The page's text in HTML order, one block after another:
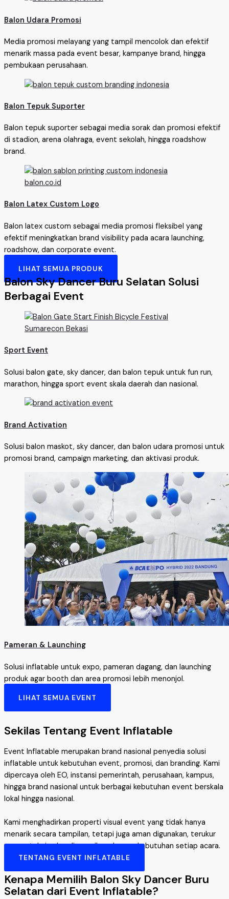
Balon Udara Promosi
Media promosi melayang yang tampil mencolok dan efektif
menarik massa pada event besar, kampanye brand, hingga
pembukaan perusahaan.
Balon Tepuk Suporter
Balon tepuk suporter sebagai media sorak dan promosi efektif
di stadion, arena olahraga, event sekolah, hingga roadshow
brand.
Balon Latex Custom Logo
Balon latex custom sebagai media promosi fleksibel yang
efektif meningkatkan brand visibility pada acara launching,
roadshow, dan corporate event.
LIHAT SEMUA PRODUK
Balon Sky Dancer Buru Selatan Solusi
Berbagai Event
Sport Event
Solusi balon gate, sky dancer, dan balon tepuk untuk fun run,
marathon, hingga sport event skala daerah dan nasional.
Brand Activation
Solusi balon maskot, sky dancer, dan balon udara promosi untuk
promosi brand, campaign marketing, dan aktivasi produk.
Pameran & Launching
Solusi inflatable untuk expo, pameran dagang, dan launching
produk agar booth dan area promosi lebih menonjol.
LIHAT SEMUA EVENT
Sekilas Tentang Event Inflatable
Event Inflatable merupakan brand nasional penyedia solusi
inflatable untuk kebutuhan event, promosi, dan branding. Kami
dipercaya oleh EO, instansi pemerintah, perusahaan, kampus,
hingga brand nasional untuk berbagai kebutuhan event berskala
lokal hingga nasional.
Kami menghadirkan properti visual event yang tidak hanya
menarik secara tampilan, tetapi juga aman digunakan, terukur
secara teknis, dan disesuaikan dengan kebutuhan setiap acara.
TENTANG EVENT INFLATABLE
Kenapa Memilih Balon Sky Dancer Buru
Selatan dari Event Inflatable?